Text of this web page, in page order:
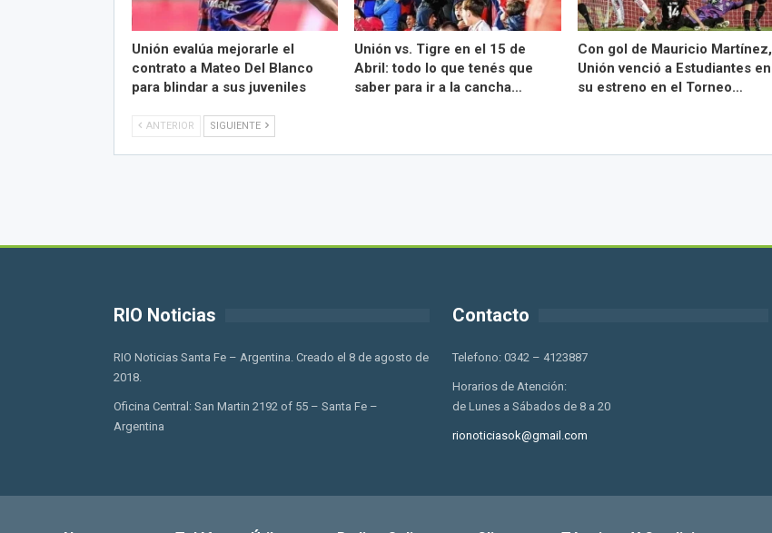
Unión evalúa mejorarle el
contrato a Mateo Del Blanco
para blindar a sus juveniles
Unión vs. Tigre en el 15 de
Abril: todo lo que tenés que
saber para ir a la cancha…
Con gol de Mauricio Martínez,
Unión venció a Estudiantes en
su estreno en el Torneo…
ANTERIOR SIGUIENTE
RIO Noticias
RIO Noticias Santa Fe – Argentina. Creado el 8 de agosto de
2018.
Oficina Central: San Martin 2192 of 55 – Santa Fe –
Argentina
Contacto
Telefono: 0342 – 4123887
Horarios de Atención:
de Lunes a Sábados de 8 a 20
rionoticiasok@gmail.com